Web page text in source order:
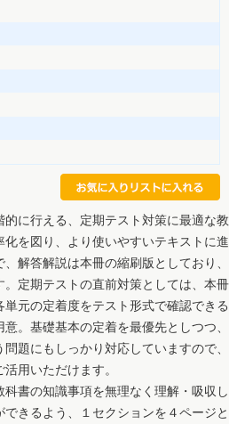
に行える、定期テスト対策に最適な教
を図り、より使いやすいテキストに進
解答解説は本冊の縮刷版としており、
定期テストの直前対策としては、本冊
元の定着度をテスト形式で確認できる
。基礎基本の定着を最優先としつつ、
題にもしっかり対応していますので、
用いただけます。
書の知識事項を無理なく理解・吸収し
きるよう、１セクションを４ページと